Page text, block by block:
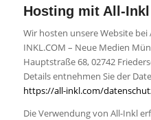
Hosting mit All-Inkl
Wir hosten unsere Website bei
INKL.COM – Neue Medien
Hauptstraße 68, 02742
Details entnehmen Sie der
https://all-inkl.com/
Die Verwendung von All-Inkl